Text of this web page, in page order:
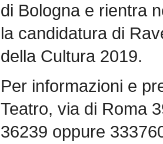
di Bologna e rientra
la candidatura di
della Cultura 2019.
Per informazioni e
Teatro, via di Roma
36239 oppure